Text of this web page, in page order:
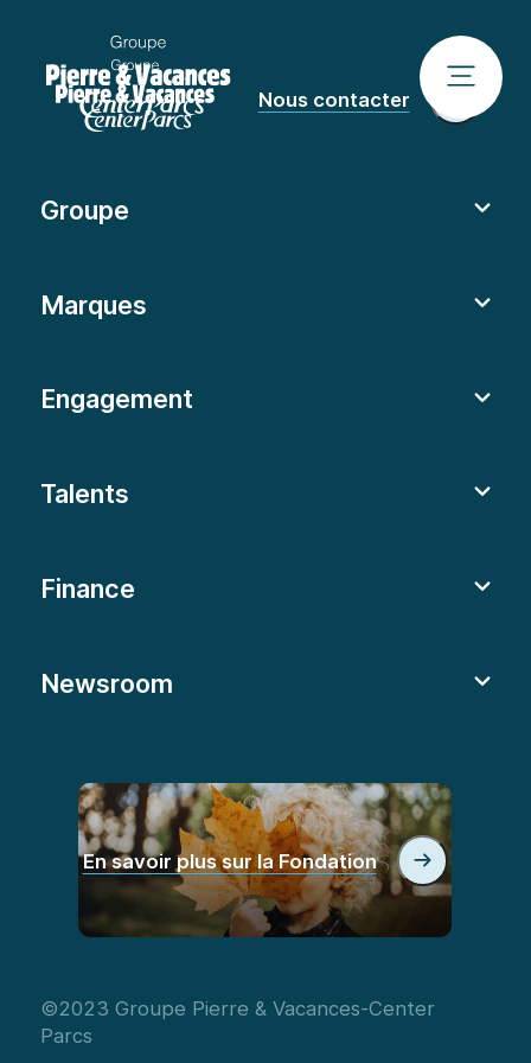
Nous contacter
Groupe
Marques
Engagement
Talents
Finance
Newsroom
En savoir plus sur la Fondation
©2023 Groupe Pierre & Vacances-Center
Parcs